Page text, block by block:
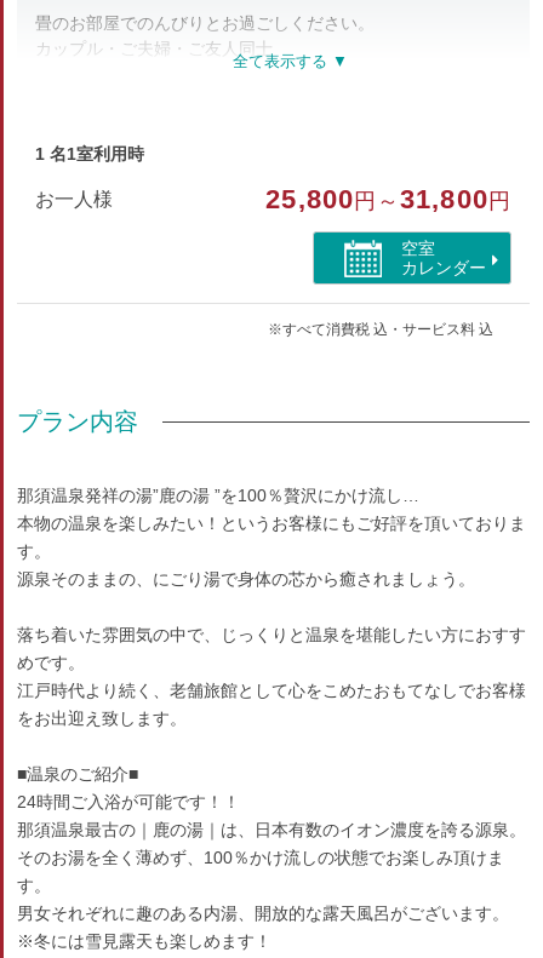
畳のお部屋でのんびりとお過ごしください。
カップル・ご夫婦・ご友人同士
ファミリー・グループでのご利用に最適です。
大自然に包まれてごゆっくりお寛ぎください。
1 名1室利用時
お一人様 25,800 円～31,800 円
空室
カレンダー
※すべて消費税 込・サービス料 込
プラン内容
那須温泉発祥の湯”鹿の湯 ”を100％贅沢にかけ流し…
本物の温泉を楽しみたい！というお客様にもご好評を頂いておりま
す。
源泉そのままの、にごり湯で身体の芯から癒されましょう。
落ち着いた雰囲気の中で、じっくりと温泉を堪能したい方におすす
めです。
江戸時代より続く、老舗旅館として心をこめたおもてなしでお客様
をお出迎え致します。
■温泉のご紹介■
24時間ご入浴が可能です！！
那須温泉最古の｜鹿の湯｜は、日本有数のイオン濃度を誇る源泉。
そのお湯を全く薄めず、100％かけ流しの状態でお楽しみ頂けま
す。
男女それぞれに趣のある内湯、開放的な露天風呂がございます。
※冬には雪見露天も楽しめます！